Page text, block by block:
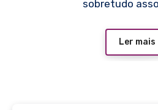
sobretudo
Ler mais